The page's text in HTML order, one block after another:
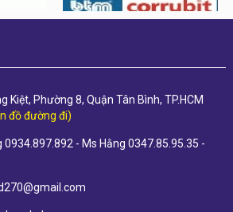
Kiệt, Phường 8, Quận Tân Bình, TP.HCM
đồ đường đi)
- Ms Hằng 0347.85.95.35 -